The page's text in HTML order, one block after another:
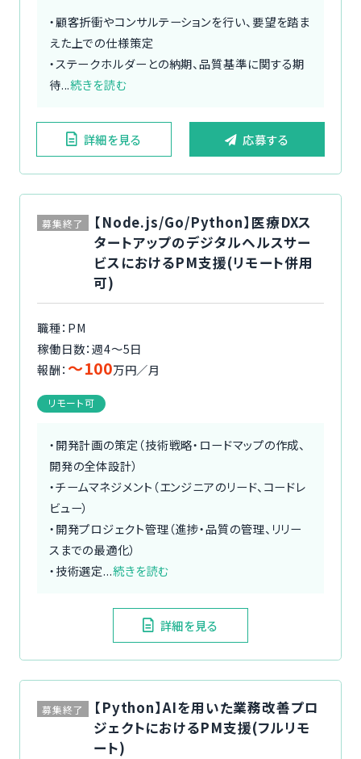
・顧客折衝やコンサルテーションを行い、要望を踏ま
えた上での仕様策定
・ステークホルダーとの納期、品質基準に関する期
待...続きを読む
詳細を見る 応募する
募集終了
【Node.js/Go/Python】医療DXス
タートアップのデジタルヘルスサー
ビスにおけるPM支援(リモート併用
可)
職種：PM
稼働日数：週4〜5日
報酬： 〜100万円／月
リモート可
・開発計画の策定（技術戦略・ロードマップの作成、
開発の全体設計）
・チームマネジメント（エンジニアのリード、コードレ
ビュー）
・開発プロジェクト管理（進捗・品質の管理、リリー
スまでの最適化）
・技術選定...続きを読む
詳細を見る
募集終了
【Python】AIを用いた業務改善プロ
ジェクトにおけるPM支援(フルリモ
ート)